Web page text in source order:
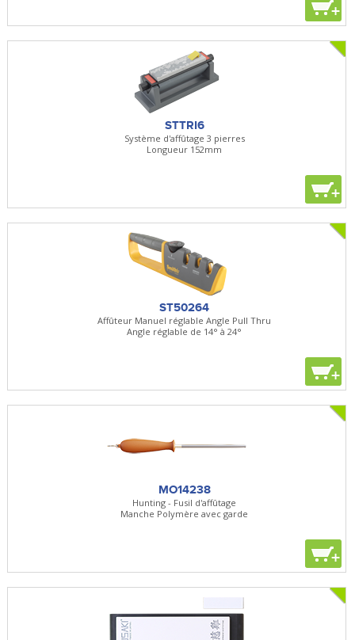
+
STTRI6
Système d'affûtage 3 pierres
Longueur 152mm
+
ST50264
Affûteur Manuel réglable Angle Pull Thru
Angle réglable de 14° à 24°
+
MO14238
Hunting - Fusil d'affûtage
Manche Polymère avec garde
+